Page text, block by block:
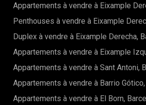
Appartements à vendre à Eixample
Penthouses à vendre à Eixample
Duplex à vendre à Eixample Derecha,
Appartements à vendre à Eixample
Appartements à vendre à Sant Antoni,
Appartements à vendre à Barrio
Appartements à vendre à El Born,